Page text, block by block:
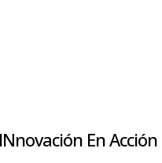
En Acción